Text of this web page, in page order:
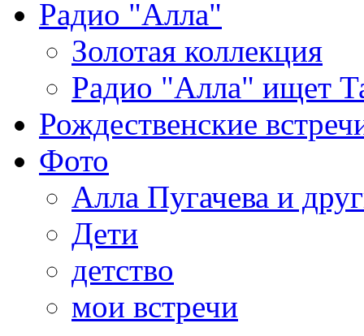
Радио "Алла"
Золотая коллекция
Радио "Алла" ищет
Рождественские
Фото
Алла Пугачева и
Дети
детство
мои встречи